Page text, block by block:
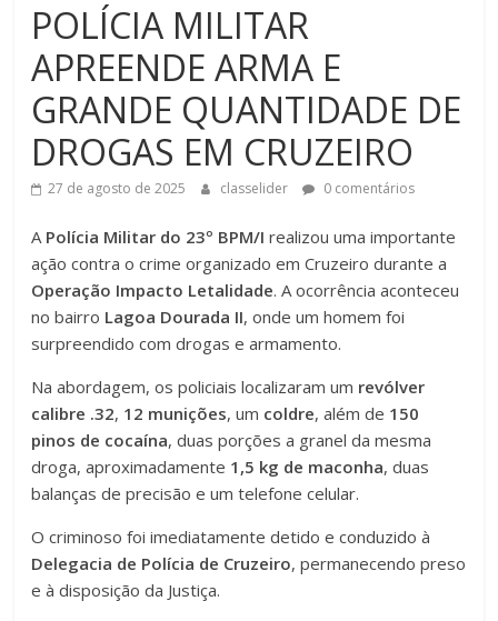
POLÍCIA MILITAR
APREENDE ARMA E
GRANDE QUANTIDADE DE
DROGAS EM CRUZEIRO
27 de agosto de 2025 classelider 0 comentários
A Polícia Militar do 23º BPM/I realizou uma importante
ação contra o crime organizado em Cruzeiro durante a
Operação Impacto Letalidade. A ocorrência aconteceu
no bairro Lagoa Dourada II, onde um homem foi
surpreendido com drogas e armamento.
Na abordagem, os policiais localizaram um revólver
calibre .32, 12 munições, um coldre, além de 150
pinos de cocaína, duas porções a granel da mesma
droga, aproximadamente 1,5 kg de maconha, duas
balanças de precisão e um telefone celular.
O criminoso foi imediatamente detido e conduzido à
Delegacia de Polícia de Cruzeiro, permanecendo preso
e à disposição da Justiça.